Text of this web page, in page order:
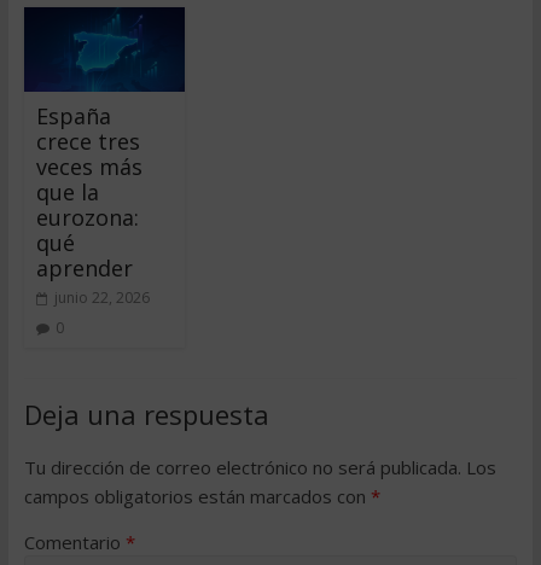
España
crece tres
veces más
que la
eurozona:
qué
aprender
junio 22, 2026
0
Deja una respuesta
Tu dirección de correo electrónico no será publicada. Los
campos obligatorios están marcados con *
Comentario *